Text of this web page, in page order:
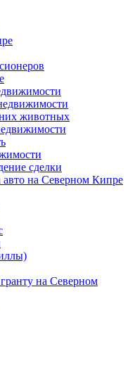
животных
сделки
на Северном Кипре
на Северном